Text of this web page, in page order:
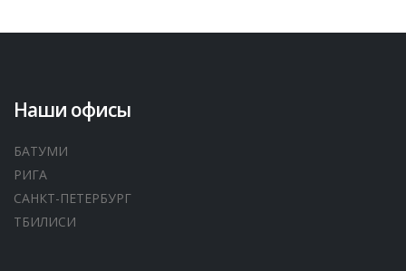
Наши офисы
БАТУМИ
РИГА
САНКТ-ПЕТЕРБУРГ
ТБИЛИСИ